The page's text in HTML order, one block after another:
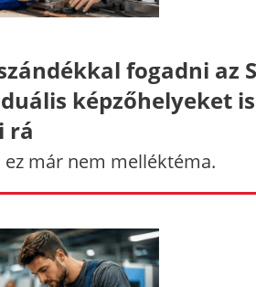
fogadni az
képzőhelyeket
rá
ez már nem melléktéma.